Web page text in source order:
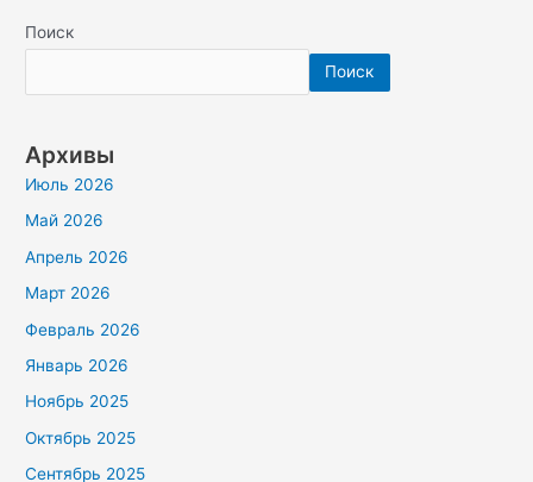
Поиск
Поиск
Архивы
Июль 2026
Май 2026
Апрель 2026
Март 2026
Февраль 2026
Январь 2026
Ноябрь 2025
Октябрь 2025
Сентябрь 2025